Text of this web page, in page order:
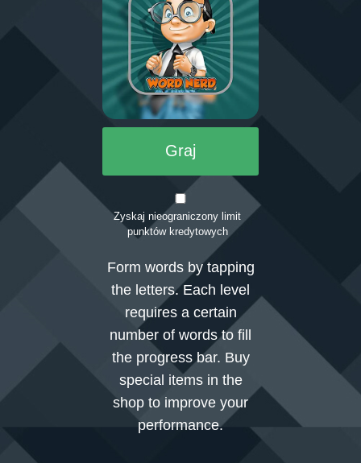
Graj
Zyskaj nieograniczony limit
punktów kredytowych
Form words by tapping
the letters. Each level
requires a certain
number of words to fill
the progress bar. Buy
special items in the
shop to improve your
performance.
Łamigłówki
Klasyczne gry
Gry strategiczne